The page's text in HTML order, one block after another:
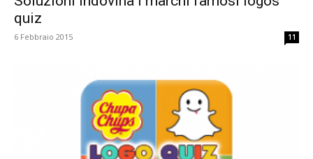
quiz
6 Febbraio 2015 11